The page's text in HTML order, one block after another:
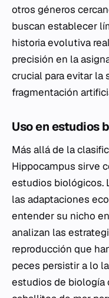
otros géneros
buscan establecer
historia evolutiva
precisión en la
crucial para evitar la
fragmentación
Uso en estudios
Más allá de la
Hippocampus sirve
estudios biológicos.
las adaptaciones
entender su nicho
analizan las
reproducción que
peces persistir a lo
estudios de biología